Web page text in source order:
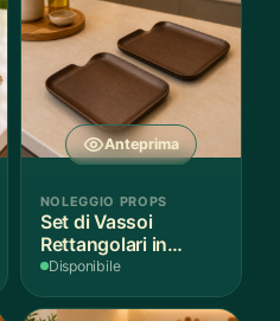
Anteprima
NOLEGGIO PROPS
Set di Vassoi
Rettangolari in
Finitura Legno
Disponibile